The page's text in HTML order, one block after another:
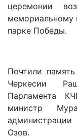
церемонии
мемориальному
парке Победы.
Почтили
Черкесии
Парламента
министр
Озов.